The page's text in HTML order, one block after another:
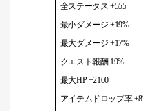
全ステータス +555
最小ダメージ +19%
最大ダメージ +17%
クエスト報酬 19%
最大HP +2100
アイテムドロップ率